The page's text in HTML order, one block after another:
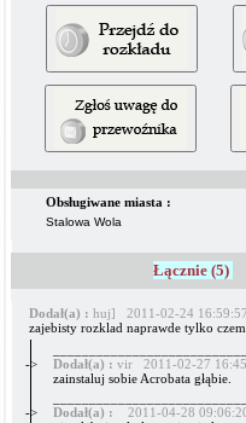
Obsługiwane miasta :
Stalowa Wola
Łącznie (5)
Dodał(a) : huj] 2011-02-24
zajebisty rozklad naprawde tylko
->
Dodał(a) : vir 2011-02-27
zainstaluj sobie Acrobata głąbie.
->
Dodał(a) :
2011-04-28